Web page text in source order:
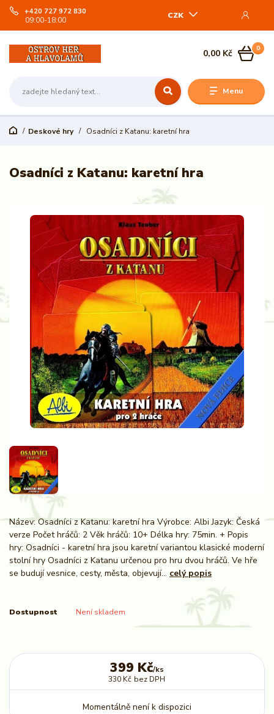
Menu
CZK
+420 727 972 830
09:00-18:00
0
0,00 Kč
Deskové hry Osadníci z Katanu: karetní hra
Osadníci z Katanu: karetní hra
Název: Osadníci z Katanu: karetní hra Výrobce: Albi Jazyk: Česká
verze Počet hráčů: 2 Věk hráčů: 10+ Délka hry: 75min. + Popis
hry: Osadníci - karetní hra jsou karetní variantou klasické moderní
stolní hry Osadníci z Katanu určenou pro hru dvou hráčů. Ve hře
se budují vesnice, cesty, města, objevují... celý popis
Dostupnost Není skladem
399 Kč/ks
330 Kč bez DPH
Momentálně není k dispozici